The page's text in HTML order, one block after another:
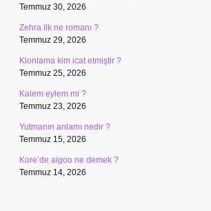
Temmuz 30, 2026
Zehra ilk ne romanı ?
Temmuz 29, 2026
Klonlama kim icat etmiştir ?
Temmuz 25, 2026
Kalem eylem mi ?
Temmuz 23, 2026
Yutmanın anlamı nedir ?
Temmuz 15, 2026
Kore’de aigoo ne demek ?
Temmuz 14, 2026